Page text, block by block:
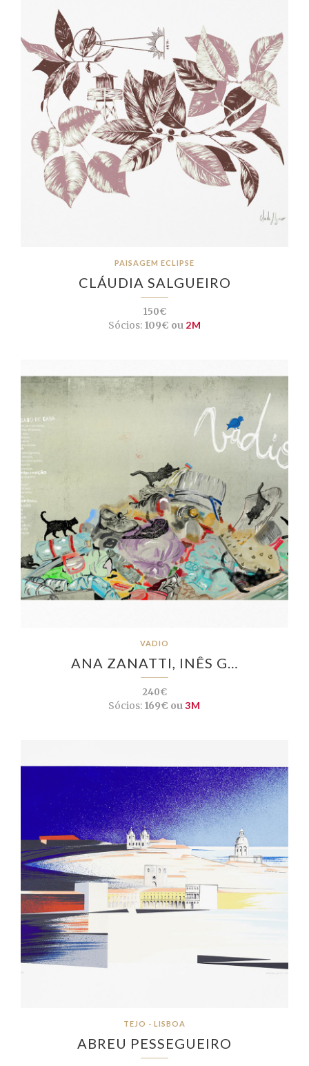
PAISAGEM ECLIPSE
CLÁUDIA SALGUEIRO
150€
Sócios:109€ ou 2M
VADIO
ANA ZANATTI, INÊS G…
240€
Sócios: 169€ ou3M
TEJO - LISBOA
ABREU PESSEGUEIRO